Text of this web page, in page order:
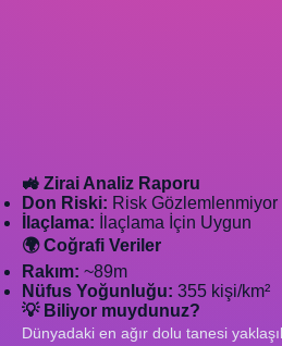
🚜 Zirai Analiz Raporu
Don Riski: Risk Gözlemlenmiyor
İlaçlama: İlaçlama İçin Uygun
🌍 Coğrafi Veriler
Rakım: ~89m
Nüfus Yoğunluğu: 355 kişi/km²
💡 Biliyor muydunuz?
Dünyadaki en ağır dolu tanesi